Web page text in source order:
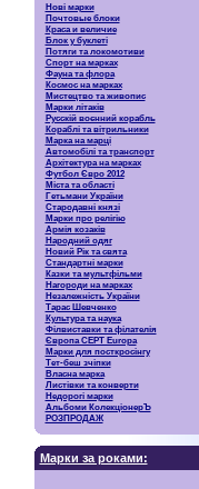
Нові марки
Почтовые блоки
Краса и величие
Блок у буклеті
Потяги та локомотиви
Спорт на марках
Фауна та флора
Космос на марках
Мистецтво та живопис
Марки літаків
Русскiй воєнний корабль
Кораблі та вітрильники
Марка на марці
Автомобілі та транспорт
Архітектура на марках
Футбол Євро 2012
Міста та області
Гетьмани України
Стародавні князі
Марки про релігію
Армія козаків
Народний одяг
Новий Рік та свята
Стандартні марки
Казки та мультфільми
Нагороди на марках
Незалежність України
Тарас Шевченко
Культура та наука
Філвиставки та філателія
Європа CEPT Europa
Марки для посткросінгу
Тет-беш зчіпки
Власна марка
Листівки та конверти
Недорогі марки
Альбоми КолекціонерЪ
РОЗПРОДАЖ
Марки за роками: